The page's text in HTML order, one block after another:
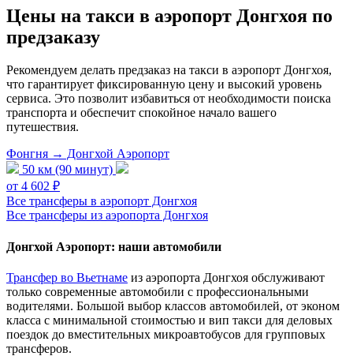
Цены на такси в аэропорт Донгхоя по
предзаказу
Рекомендуем делать предзаказ на такси в аэропорт Донгхоя,
что гарантирует фиксированную цену и высокий уровень
сервиса. Это позволит избавиться от необходимости поиска
транспорта и обеспечит спокойное начало вашего
путешествия.
Фонгня → Донгхой Аэропорт
50 км (90 минут)
от 4 602 ₽
Все трансферы в аэропорт Донгхоя
Все трансферы из аэропорта Донгхоя
Донгхой Аэропорт: наши автомобили
Трансфер во Вьетнаме из аэропорта Донгхоя обслуживают
только современные автомобили с профессиональными
водителями. Большой выбор классов автомобилей, от эконом
класса с минимальной стоимостью и вип такси для деловых
поездок до вместительных микроавтобусов для групповых
трансферов.